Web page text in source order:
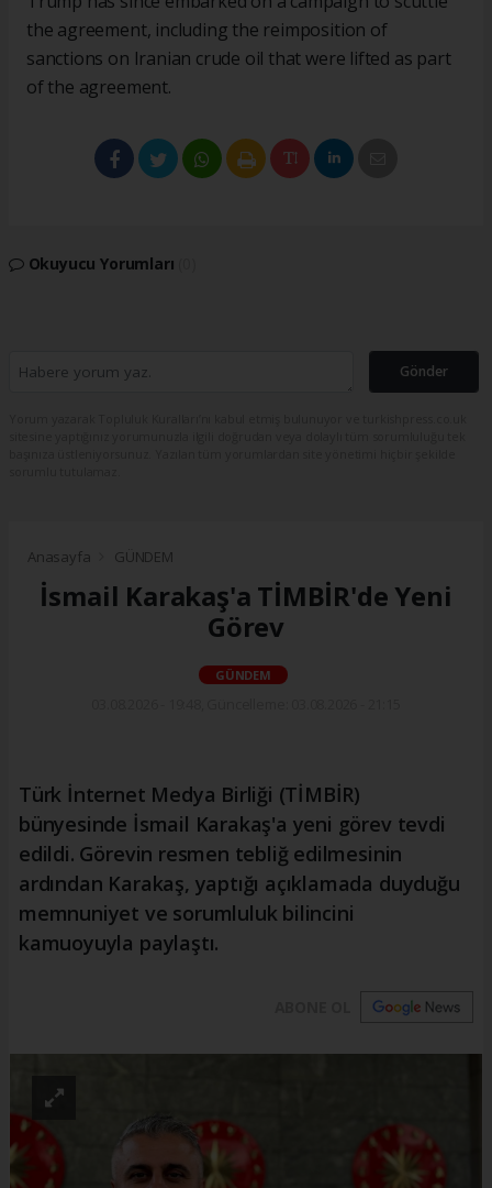
the agreement, including the reimposition of
sanctions on Iranian crude oil that were lifted as part
of the agreement.
Okuyucu Yorumları
Gönder
Anasayfa GÜNDEM
İsmail Karakaş'a TİMBİR'de Yeni
Görev
GÜNDEM
Türk İnternet Medya Birliği (TİMBİR)
bünyesinde İsmail Karakaş'a yeni görev tevdi
edildi. Görevin resmen tebliğ edilmesinin
ardından Karakaş, yaptığı açıklamada duyduğu
memnuniyet ve sorumluluk bilincini
kamuoyuyla paylaştı.